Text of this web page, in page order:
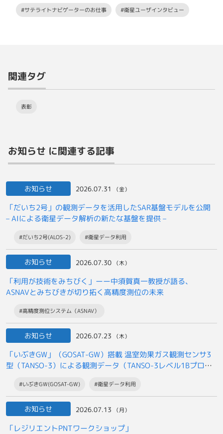
#サテライトナビゲーターのお仕事 #衛星ユーザインタビュー
関連タグ
表彰
お知らせ に関連する記事
お知らせ 2026.07.31 （金）
「だいち2号」の観測データを活用したSAR基盤モデルを公開
– AIによる衛星データ解析の新たな基盤を提供 –
#だいち2号(ALOS-2) #衛星データ利用
お知らせ 2026.07.30 （木）
「利用が技術をみちびく」ーー中須賀真一教授が語る、
ASNAVとみちびきが切り拓く高精度測位の未来
#高精度測位システム（ASNAV）
お知らせ 2026.07.23 （木）
「いぶきGW」（GOSAT-GW）搭載 温室効果ガス観測センサ3
型（TANSO-3）による観測データ（TANSO-3レベル1Bプロダ
一般提供開始について
#いぶきGW(GOSAT-GW) #衛星データ利用
お知らせ 2026.07.13 （月）
「レジリエントPNTワークショップ」